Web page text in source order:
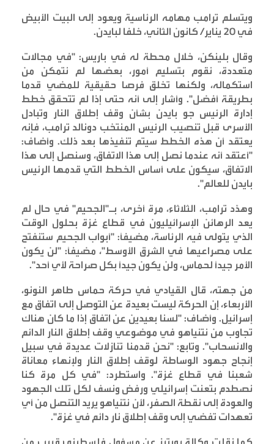
ويتسلم ترامب مهامه الرئاسية ويعود إلى البيت الأبيض
في 20 يناير/ كانون الثاني، خلفا لبايدن
.
وقال بلينكن، خلال محطة له في باريس: "في مجالات
متعددة، نقوم بتسليم أمور، بعضها لم نتمكن من
استكماله، ولكنها تخلق فرصا حقيقية للمضي قدما
بطريقة أفضل". وأشار إلى أنه حتى إذا لم تتحقق خطط
إدارة الرئيس جو بايدن بشأن وقف إطلاق النار وتبادل
الأسرى قبل تنصيب الرئيس المنتخب دونالد ترامب، فإنه
يعتقد أن هذه الخطط سيتم تنفيذها بعد ذلك. وأضاف:
"أعتقد أنه عندما نصل إلى هذا الاتفاق، وسنصل إلى هذا
الاتفاق، سيكون على أساس الخطط التي قدمها الرئيس
بايدن للعالم".
وهدّد ترامب، الثلاثاء، مرة أخرى، بـ"الجحيم" في حال لم
يعد الرهائن الإسرائيليون في قطاع غزة بحلول الوقت
الذي يتولى فيه الرئاسة، مضيفاً: "أبواب الجحيم ستنفتح
على مصراعيها في الشرق الأوسط"، مضيفاً: "لن يكون
الأمر جيداً لحماس، ولن يكون جيداً بكل صراحة لأي أحد".
من جهته، قال القيادي في حركة حماس طاهر النونو،
الأربعاء، إن الحركة ليست بعيدة عن التوصل إلى اتفاق مع
إسرائيل. وأضاف: "لسنا بعيدين عن اتفاق إذا ما كان هناك
تجاوب من نتنياهو في موضوعي وقف إطلاق النار الدائم
والانسحاب". وتابع: "نحن قدمنا تنازلات عديدة في سبيل
إنجاح جهود الوساطة لوقف إطلاق النار ولإنهاء معاناة
شعبنا في قطاع غزة". واستطرد: "في كل مرة كنا
نصطدم بتعنت إسرائيلي ورفض ونسف لكل تلك الجهود
والعودة إلى نقطة الصفر، لأن نتنياهو يريد التنصل من أي
تعهدات تفضي إلى وقف إطلاق نار دائم في غزة".